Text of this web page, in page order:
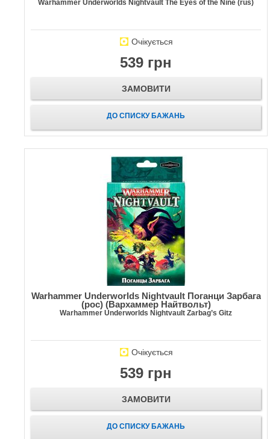
Warhammer Underworlds Nightvault The Eyes of the Nine (rus)
Очікується
539 грн
ЗАМОВИТИ
ДО СПИСКУ БАЖАНЬ
Warhammer Underworlds Nightvault Поганци Зарбага
(рос) (Вархаммер Найтвольт)
Warhammer Underworlds Nightvault Zarbag’s Gitz
Очікується
539 грн
ЗАМОВИТИ
ДО СПИСКУ БАЖАНЬ